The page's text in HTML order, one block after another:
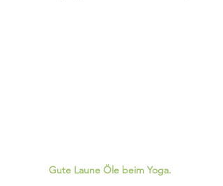
Gute Laune Öle beim Yoga.